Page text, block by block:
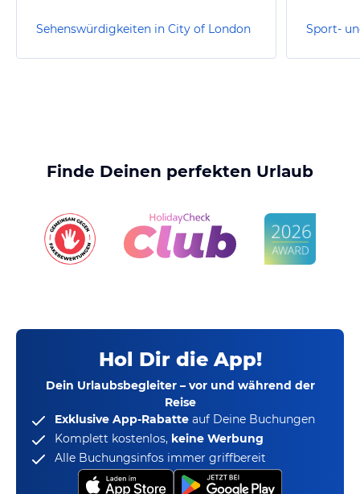
Sehenswürdigkeiten in City of London
Finde Deinen perfekten Urlaub
Hol Dir die App!
Dein Urlaubsbegleiter – vor und während der
Reise
Exklusive App-Rabatte auf Deine Buchungen
Komplett kostenlos, keine Werbung
Alle Buchungsinfos immer griffbereit